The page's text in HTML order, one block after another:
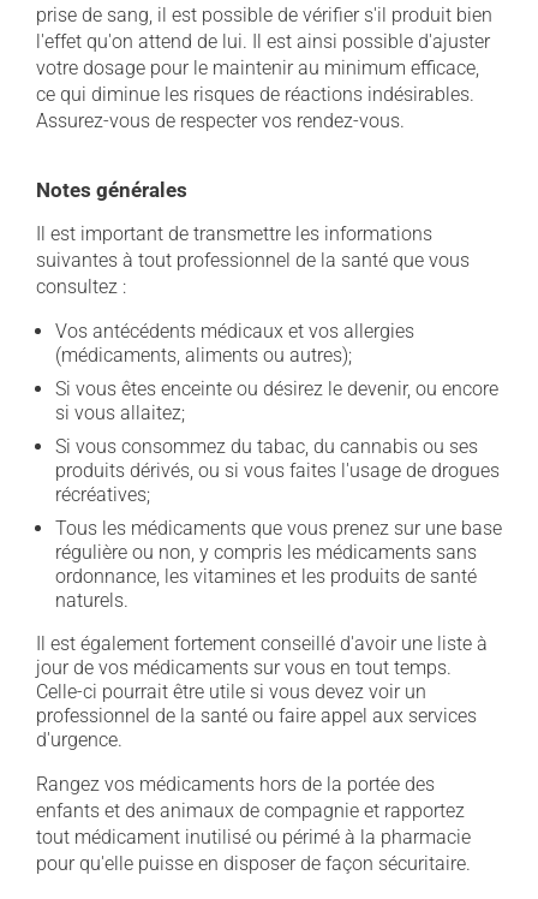
prise de sang, il est possible de vérifier s'il produit bien
l'effet qu'on attend de lui. Il est ainsi possible d'ajuster
votre dosage pour le maintenir au minimum efficace,
ce qui diminue les risques de réactions indésirables.
Assurez-vous de respecter vos rendez-vous.
Notes générales
Il est important de transmettre les informations
suivantes à tout professionnel de la santé que vous
consultez :
Vos antécédents médicaux et vos allergies
(médicaments, aliments ou autres);
Si vous êtes enceinte ou désirez le devenir, ou encore
si vous allaitez;
Si vous consommez du tabac, du cannabis ou ses
produits dérivés, ou si vous faites l'usage de drogues
récréatives;
Tous les médicaments que vous prenez sur une base
régulière ou non, y compris les médicaments sans
ordonnance, les vitamines et les produits de santé
naturels.
Il est également fortement conseillé d'avoir une liste à
jour de vos médicaments sur vous en tout temps.
Celle-ci pourrait être utile si vous devez voir un
professionnel de la santé ou faire appel aux services
d'urgence.
Rangez vos médicaments hors de la portée des
enfants et des animaux de compagnie et rapportez
tout médicament inutilisé ou périmé à la pharmacie
pour qu'elle puisse en disposer de façon sécuritaire.